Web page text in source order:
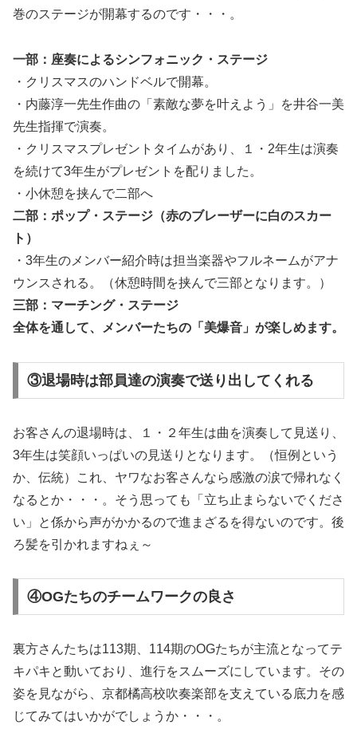
巻のステージが開幕するのです・・・。
一部：座奏によるシンフォニック・ステージ
・クリスマスのハンドベルで開幕。
・内藤淳一先生作曲の「素敵な夢を叶えよう」を井谷一美
先生指揮で演奏。
・クリスマスプレゼントタイムがあり、１・2年生は演奏
を続けて3年生がプレゼントを配りました。
・小休憩を挟んで二部へ
二部：ポップ・ステージ（赤のブレーザーに白のスカー
ト）
・3年生のメンバー紹介時は担当楽器やフルネームがアナ
ウンスされる。（休憩時間を挟んで三部となります。）
三部：マーチング・ステージ
全体を通して、メンバーたちの「美爆音」が楽しめます。
③退場時は部員達の演奏で送り出してくれる
お客さんの退場時は、１・２年生は曲を演奏して見送り、
3年生は笑顔いっぱいの見送りとなります。（恒例という
か、伝統）これ、ヤワなお客さんなら感激の涙で帰れなく
なるとか・・・。そう思っても「立ち止まらないでくださ
い」と係から声がかかるので進まざるを得ないのです。後
ろ髪を引かれますねぇ～
④OGたちのチームワークの良さ
裏方さんたちは113期、114期のOGたちが主流となってテ
キパキと動いており、進行をスムーズにしています。その
姿を見ながら、京都橘高校吹奏楽部を支えている底力を感
じてみてはいかがでしょうか・・・。